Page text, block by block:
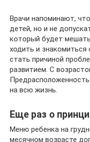
Врачи напоминают,
детей, но и не
который будет
ходить и
стать причиной
развитием. С
на всю жизнь.
Еще раз о
Меню ребенка на
месячном возрасте